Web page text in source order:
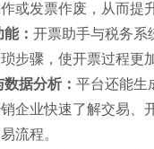
或发票作废，从而提
： 开票助手与税务系
步骤，使开票过程更
据分析： 平台还能生
企业快速了解交易、
流程。